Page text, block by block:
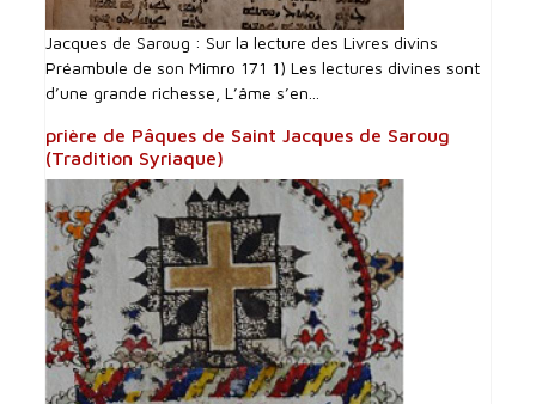
Jacques de Saroug : Sur la lecture des Livres divins
Préambule de son Mimro 171 1) Les lectures divines sont
d’une grande richesse, L’âme s’en...
prière de Pâques de Saint Jacques de Saroug
(Tradition Syriaque)